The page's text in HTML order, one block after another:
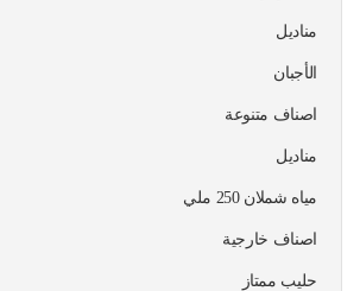
مناديل
الأجبان
اصناف متنوعة
مناديل
مياه شملان 250 ملي
اصناف خارجية
حليب ممتاز